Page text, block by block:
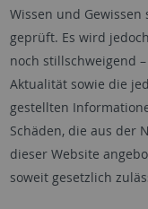
Wissen und
geprüft. Es wird
noch stillschweigend
Aktualität sowie die
gestellten
Schäden, die aus der
dieser Website
soweit gesetzlich